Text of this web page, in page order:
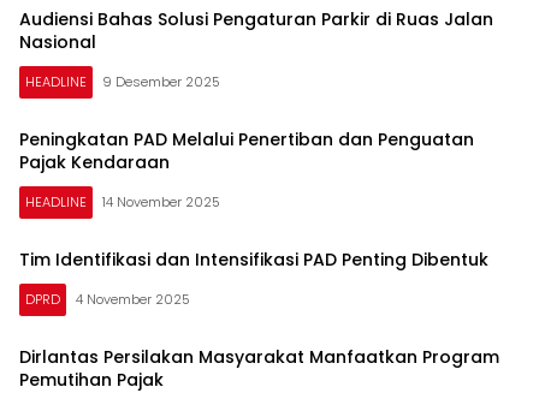
Audiensi Bahas Solusi Pengaturan Parkir di Ruas Jalan
Nasional
HEADLINE 9 Desember 2025
Peningkatan PAD Melalui Penertiban dan Penguatan
Pajak Kendaraan
HEADLINE 14 November 2025
Tim Identifikasi dan Intensifikasi PAD Penting Dibentuk
DPRD 4 November 2025
Dirlantas Persilakan Masyarakat Manfaatkan Program
Pemutihan Pajak